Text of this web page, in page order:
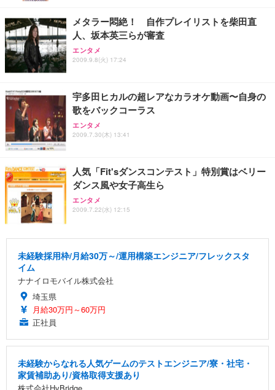
ト 幅52×奥行58.5×高さ84～96cm テレワーク 在宅
勤務 ブラック
￥4,139
像低減 (3年保証 | 輝点保証 | 日本メーカー)
￥34,980
￥3,731
メタラー悶絶！ 自作プレイリストを柴田直
人、坂本英三らが審査
エンタメ
2009.9.8(火) 17:24
宇多田ヒカルの超レアなカラオケ動画〜自身の
歌をバックコーラス
エンタメ
2009.7.30(木) 13:41
人気「Fit'sダンスコンテスト」特別賞はベリー
ダンス風や女子高生ら
エンタメ
2009.7.22(水) 12:15
未経験採用枠/月給30万～/運用構築エンジニア/フレックスタ
イム
ナナイロモバイル株式会社
埼玉県
月給30万円～60万円
正社員
未経験からなれる人気ゲームのテストエンジニア/寮・社宅・
家賃補助あり/資格取得支援あり